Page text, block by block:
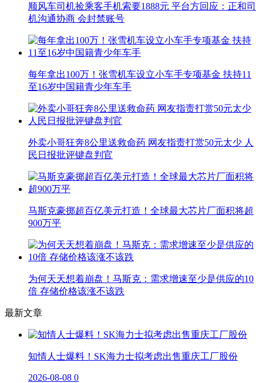
顺风车司机捡乘客手机索要1888元 平台方回应：正和司
机沟通协商 会封禁账号
每年拿出100万！张雪机车设立小车手专项基金 扶持11
至16岁中国籍青少年车手
外卖小哥狂奔8公里送救命药 网友指责打赏50元太少 人
民日报批评键盘判官
马斯克豪掷超百亿美元打造！全球最大芯片厂面积将超
900万平
为何天天想着崩盘！马斯克：需求增速至少是供应的10
倍 存储价格该涨不该跌
最新文章
知情人士爆料！SK海力士拟考虑出售重庆工厂股份
2026-08-08 0